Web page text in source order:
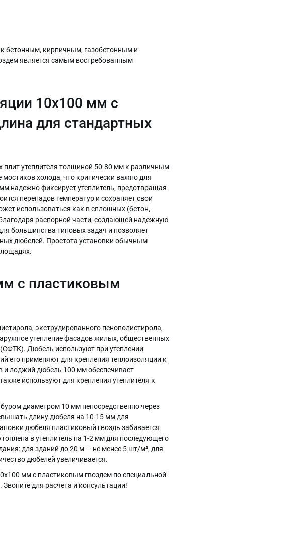
бетонным, кирпичным, газобетонным и
является самым востребованным
10х100 мм с
для стандартных
утеплителя толщиной 50-80 мм к различным
холода, что критически важно для
надежно фиксирует утеплитель, предотвращая
перепадов температур и сохраняет свои
использоваться как в сплошных (бетон,
распорной части, создающей надежную
большинства типовых задач и позволяет
дюбелей. Простота установки обычным
с пластиковым
экструдированного пенополистирола,
утепление фасадов жилых, общественных
Дюбель используют при утеплении
его применяют для крепления теплоизоляции к
и лоджий дюбель 100 мм обеспечивает
используют для крепления утеплителя к
диаметром 10 мм непосредственно через
длину дюбеля на 10-15 мм для
дюбеля пластиковый гвоздь забивается
в утеплитель на 1-2 мм для последующего
для зданий до 20 м — не менее 5 шт/м², для
дюбелей увеличивается.
мм с пластиковым гвоздем по специальной
для расчета и консультации!